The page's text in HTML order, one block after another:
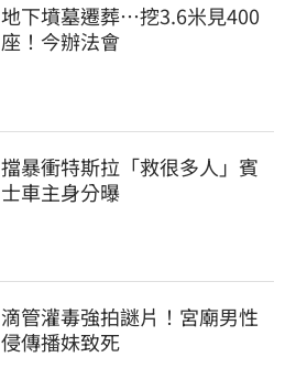
地下墳墓遷葬…挖3.6米見400
座！今辦法會
擋暴衝特斯拉「救很多人」賓
士車主身分曝
滴管灌毒強拍謎片！宮廟男性
侵傳播妹致死